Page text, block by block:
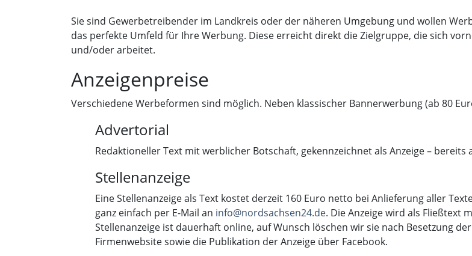
Sie sind Gewerbetreibender im Landkreis oder der näheren Umgebung und wollen
das perfekte Umfeld für Ihre Werbung. Diese erreicht direkt die Zielgruppe, die sich
und/oder arbeitet.
Anzeigenpreise
Verschiedene Werbeformen sind möglich. Neben klassischer Bannerwerbung (ab 80
Advertorial
Redaktioneller Text mit werblicher Botschaft, gekennzeichnet als Anzeige –
Stellenanzeige
Eine Stellenanzeige als Text kostet derzeit 160 Euro netto bei Anlieferung aller
ganz einfach per E-Mail an info@nordsachsen24.de. Die Anzeige wird als Fließtext
Stellenanzeige ist dauerhaft online, auf Wunsch löschen wir sie nach Besetzung
Firmenwebsite sowie die Publikation der Anzeige über Facebook.